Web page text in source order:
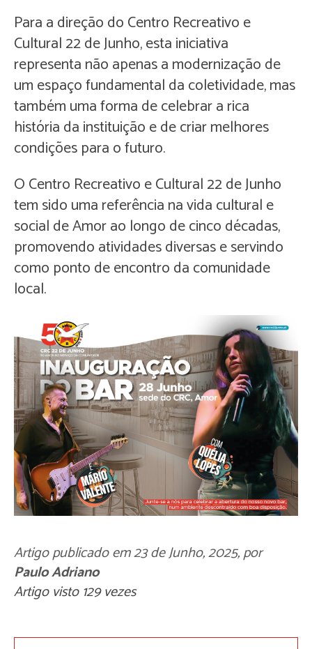
Para a direção do Centro Recreativo e
Cultural 22 de Junho, esta iniciativa
representa não apenas a modernização de
um espaço fundamental da coletividade, mas
também uma forma de celebrar a rica
história da instituição e de criar melhores
condições para o futuro.
O Centro Recreativo e Cultural 22 de Junho
tem sido uma referência na vida cultural e
social de Amor ao longo de cinco décadas,
promovendo atividades diversas e servindo
como ponto de encontro da comunidade
local.
Artigo publicado em23 de Junho, 2025, por
Paulo Adriano
Artigo visto 129 vezes